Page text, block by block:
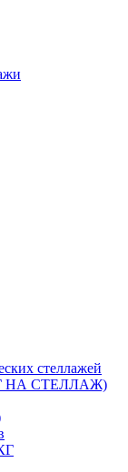
стеллажей
НА СТЕЛЛАЖ)